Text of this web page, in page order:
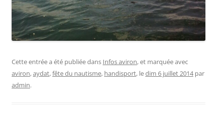
Cette entrée a été publiée dans Infos aviron, et marquée avec
aviron,aydat,fête du nautisme, handisport, ledim 6 juillet 2014 par
admin.